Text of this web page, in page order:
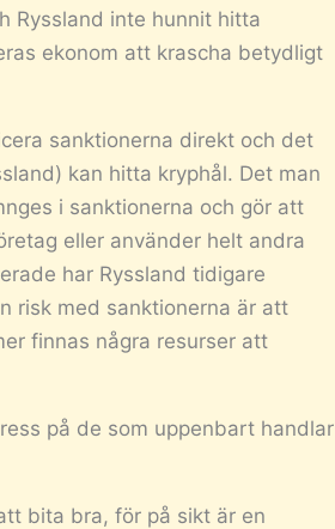
Ryssland inte hunnit hitta
ekonom att krascha betydligt
sanktionerna direkt och det
kan hitta kryphål. Det man
i sanktionerna och gör att
eller använder helt andra
har Ryssland tidigare
risk med sanktionerna är att
finnas några resurser att
på de som uppenbart handlar
bita bra, för på sikt är en